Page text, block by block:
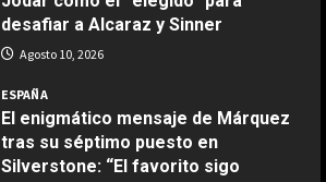
Agosto 10, 2026
ESPAÑA
El enigmático mensaje de Márquez
tras su séptimo puesto en
Silverstone: “El favorito sigo
siendo yo”
COCINA
Boquerones fritos en freidora de
aire
Aprile 24, 2026